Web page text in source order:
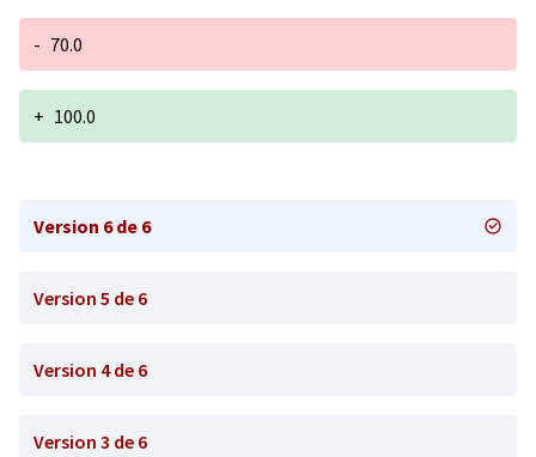
- 70.0
+ 100.0
Version 6 de 6
Version 5 de 6
Version 4 de 6
Version 3 de 6